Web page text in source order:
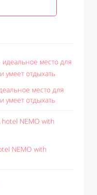
место для
умеет отдыхать
NEMO with